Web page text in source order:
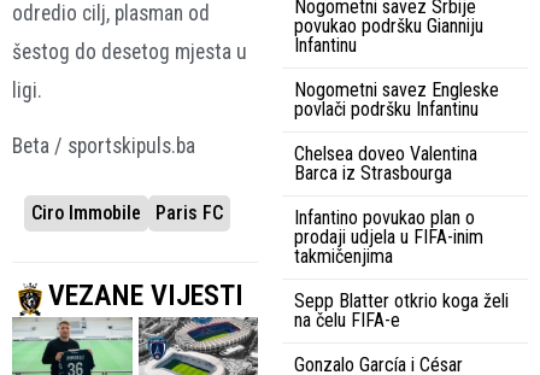
odredio cilj, plasman od
šestog do desetog mjesta u
ligi.
Beta / sportskipuls.ba
Ciro Immobile Paris FC
VEZANE VIJESTI
Nogometni savez Srbije
povukao podršku Gianniju
Infantinu
Nogometni savez Engleske
povlači podršku Infantinu
Chelsea doveo Valentina
Barca iz Strasbourga
Infantino povukao plan o
prodaji udjela u FIFA-inim
takmičenjima
Sepp Blatter otkrio koga želi
na čelu FIFA-e
Gonzalo García i César